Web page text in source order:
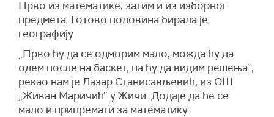
Прво из математике, затим и из изборног
предмета. Готово половина бирала је
географију
„Прво ћу да се одморим мало, можда ћу да
одем после на баскет, па ћу да видим решења“,
рекао нам је Лазар Станисављевић, из ОШ
„Живан Маричић” у Жичи. Додаје да ће се
мало и припремати за математику.